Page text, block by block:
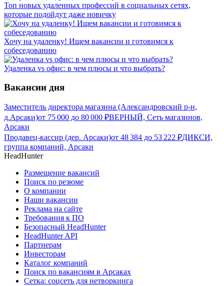
Топ новых удаленных профессий в социальных сетях,
которые подойдут даже новичку
Хочу на удаленку! Ищем вакансии и готовимся к
собеседованию
Удаленка vs офис: в чем плюсы и что выбрать?
Вакансии дня
Заместитель директора магазина (Александровский р-н,
д.Арсаки)от 75 000 до 80 000 ₽ВЕРНЫЙ, Сеть магазинов,
Арсаки
Продавец-кассир (дер. Арсаки)от 48 384 до 53 222 ₽ДИКСИ,
группа компаний, Арсаки
HeadHunter
Размещение вакансий
Поиск по резюме
О компании
Наши вакансии
Реклама на сайте
Требования к ПО
Безопасный HeadHunter
HeadHunter API
Партнерам
Инвесторам
Каталог компаний
Поиск по вакансиям в Арсаках
Сетка: соцсеть для нетворкинга